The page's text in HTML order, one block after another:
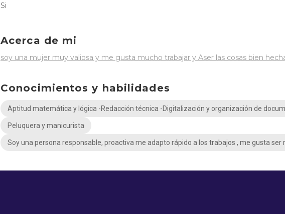
Si
Acerca de mi
soy una mujer muy valiosa y me gusta mucho trabajar y Aser las cosas bien
Conocimientos y habilidades
Aptitud matemática y lógica -Redacción técnica -Digitalización y organización de
Peluquera y manicurista
Soy una persona responsable, proactiva me adapto rápido a los trabajos , me gusta ser